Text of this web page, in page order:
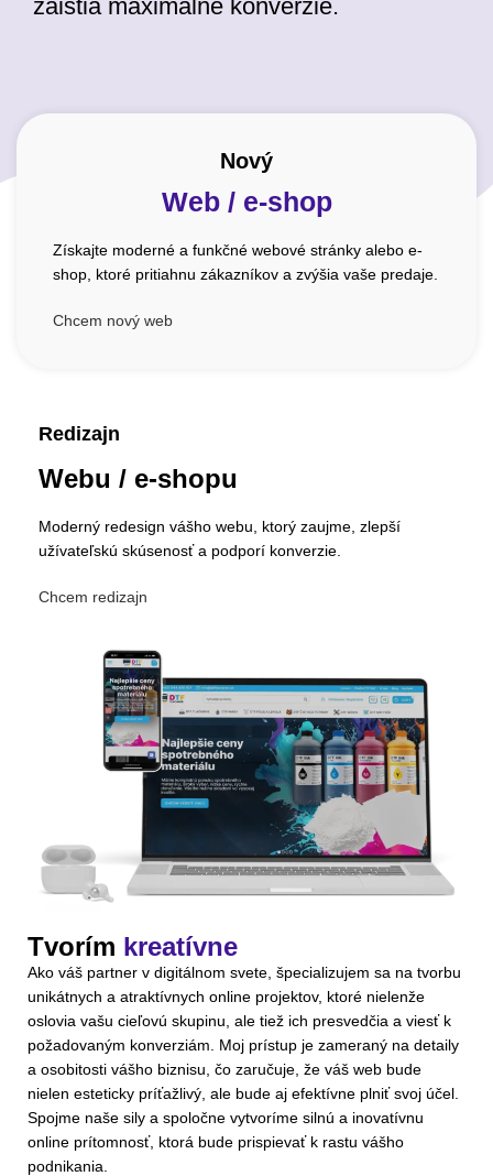
zaistia maximálne konverzie.
Nový
Web / e-shop
Získajte moderné a funkčné webové stránky alebo e-
shop, ktoré pritiahnu zákazníkov a zvýšia vaše predaje.
Chcem nový web
Redizajn
Webu / e-shopu
Moderný redesign vášho webu, ktorý zaujme, zlepší
užívateľskú skúsenosť a podporí konverzie.
Chcem redizajn
Tvorím kreatívne
Ako váš partner v digitálnom svete, špecializujem sa na tvorbu
unikátnych a atraktívnych online projektov, ktoré nielenže
oslovia vašu cieľovú skupinu, ale tiež ich presvedčia a viesť k
požadovaným konverziám. Moj prístup je zameraný na detaily
a osobitosti vášho biznisu, čo zaručuje, že váš web bude
nielen esteticky príťažlivý, ale bude aj efektívne plniť svoj účel.
Spojme naše sily a spoločne vytvoríme silnú a inovatívnu
online prítomnosť, ktorá bude prispievať k rastu vášho
podnikania.